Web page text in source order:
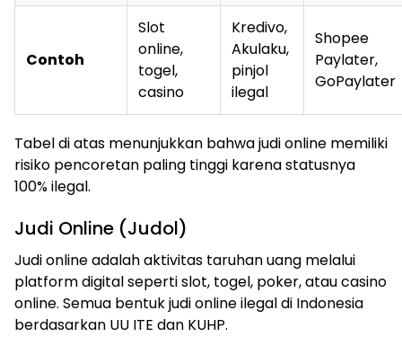
Contoh
Slot
online,
togel,
casino
Kredivo,
Akulaku,
pinjol
ilegal
Shopee
Paylater,
GoPaylater
Tabel di atas menunjukkan bahwa judi online memiliki
risiko pencoretan paling tinggi karena statusnya
100% ilegal.
Judi Online (Judol)
Judi online adalah aktivitas taruhan uang melalui
platform digital seperti slot, togel, poker, atau casino
online. Semua bentuk judi online ilegal di Indonesia
berdasarkan UU ITE dan KUHP.